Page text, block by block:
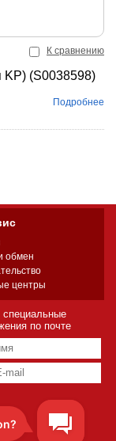
К сравнению
KP) (S0038598)
Подробнее
обмен
центры
специальные
по почте